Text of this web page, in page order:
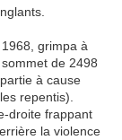
grimpa à
de 2498
à cause
repentis).
droite frappant
la violence